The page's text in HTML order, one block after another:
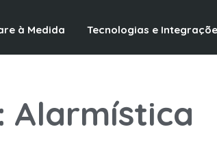
à Medida Tecnologias e
Alarmística